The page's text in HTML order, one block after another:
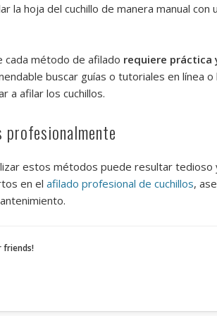
la hoja del cuchillo de manera manual con
cada método de afilado requiere práctica
buscar guías o tutoriales en línea o
a afilar los cuchillos.
estos métodos puede resultar tedioso
en elafilado profesional de cuchillos,
friends!